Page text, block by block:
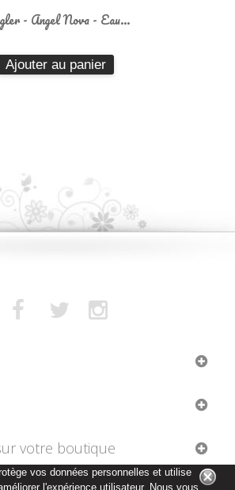
vos données personnelles et utilise
l'expérience utilisateur. Nous vous
- Angel Nova - Eau...
Ajouter au panier
votre boutique